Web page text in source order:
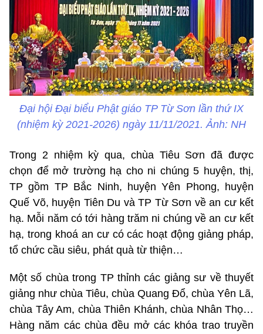
Đại hội Đại biểu Phật giáo TP Từ Sơn lần thứ IX
(nhiệm kỳ 2021-2026) ngày 11/11/2021. Ảnh: NH
Trong 2 nhiệm kỳ qua, chùa Tiêu Sơn đã được
chọn để mở trường hạ cho ni chúng 5 huyện, thị,
TP gồm TP Bắc Ninh, huyện Yên Phong, huyện
Quế Võ, huyện Tiên Du và TP Từ Sơn về an cư kết
hạ. Mỗi năm có tới hàng trăm ni chúng về an cư kết
hạ, trong khoá an cư có các hoạt động giảng pháp,
tổ chức cầu siêu, phát quà từ thiện…
Một số chùa trong TP thỉnh các giảng sư về thuyết
giảng như chùa Tiêu, chùa Quang Đổ, chùa Yên Lã,
chùa Tây Am, chùa Thiên Khánh, chùa Nhân Thọ…
Hàng năm các chùa đều mở các khóa trao truyền